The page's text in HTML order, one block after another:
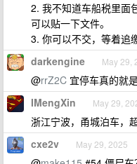
2. 我不知道车船税里面
可以贴一下文件。
3. 你可以不交，等着追
darkengine May 29,
@rrZ2C 宜停车真的就
IMengXin May 29,
浙江宁波，甬城泊车，
cxe2v May 29, 2025